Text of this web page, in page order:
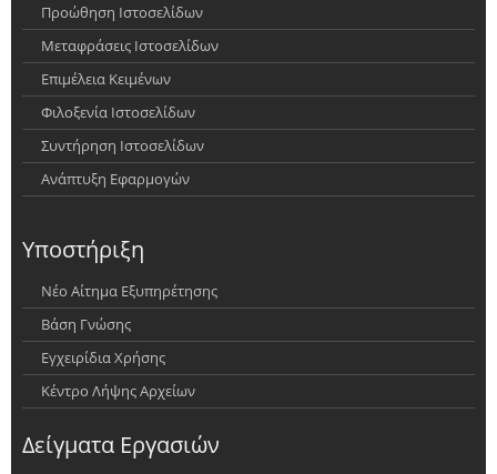
Προώθηση Ιστοσελίδων
Μεταφράσεις Ιστοσελίδων
Επιμέλεια Κειμένων
Φιλοξενία Ιστοσελίδων
Συντήρηση Ιστοσελίδων
Ανάπτυξη Εφαρμογών
Υποστήριξη
Νέο Αίτημα Εξυπηρέτησης
Βάση Γνώσης
Εγχειρίδια Χρήσης
Κέντρο Λήψης Αρχείων
Δείγματα Εργασιών